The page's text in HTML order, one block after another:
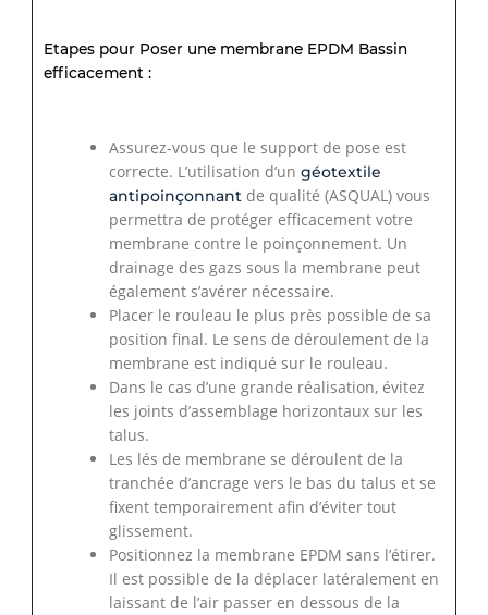
Etapes pour Poser une membrane EPDM Bassin
efficacement :
Assurez-vous que le support de pose est
correcte. L’utilisation d’ungéotextile
antipoinçonnant de qualité (ASQUAL) vous
permettra de protéger efficacement votre
membrane contre le poinçonnement. Un
drainage des gazs sous la membrane peut
également s’avérer nécessaire.
Placer le rouleau le plus près possible de sa
position final. Le sens de déroulement de la
membrane est indiqué sur le rouleau.
Dans le cas d’une grande réalisation, évitez
les joints d’assemblage horizontaux sur les
talus.
Les lés de membrane se déroulent de la
tranchée d’ancrage vers le bas du talus et se
fixent temporairement afin d’éviter tout
glissement.
Positionnez la membrane EPDM sans l’étirer.
Il est possible de la déplacer latéralement en
laissant de l’air passer en dessous de la